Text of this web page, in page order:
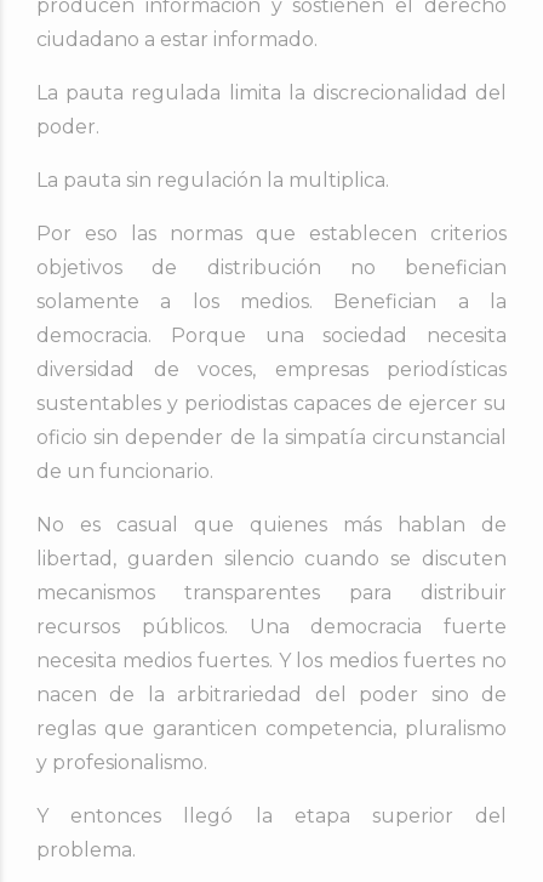
producen información y sostienen el derecho
ciudadano a estar informado.
La pauta regulada limita la discrecionalidad del
poder.
La pauta sin regulación la multiplica.
Por eso las normas que establecen criterios
objetivos de distribución no benefician
solamente a los medios. Benefician a la
democracia. Porque una sociedad necesita
diversidad de voces, empresas periodísticas
sustentables y periodistas capaces de ejercer su
oficio sin depender de la simpatía circunstancial
de un funcionario.
No es casual que quienes más hablan de
libertad, guarden silencio cuando se discuten
mecanismos transparentes para distribuir
recursos públicos. Una democracia fuerte
necesita medios fuertes. Y los medios fuertes no
nacen de la arbitrariedad del poder sino de
reglas que garanticen competencia, pluralismo
y profesionalismo.
Y entonces llegó la etapa superior del
problema.